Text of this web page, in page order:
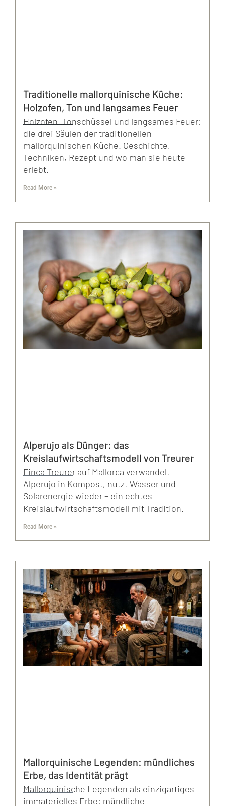
Traditionelle mallorquinische Küche:
Holzofen, Ton und langsames Feuer
Holzofen, Tonschüssel und langsames Feuer:
die drei Säulen der traditionellen
mallorquinischen Küche. Geschichte,
Techniken, Rezept und wo man sie heute
erlebt.
Read More »
Alperujo als Dünger: das
Kreislaufwirtschaftsmodell von Treurer
Finca Treurer auf Mallorca verwandelt
Alperujo in Kompost, nutzt Wasser und
Solarenergie wieder – ein echtes
Kreislaufwirtschaftsmodell mit Tradition.
Read More »
Mallorquinische Legenden: mündliches
Erbe, das Identität prägt
Mallorquinische Legenden als einzigartiges
immaterielles Erbe: mündliche